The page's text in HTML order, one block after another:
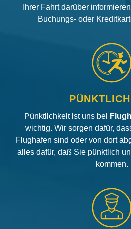
Ihrer Fahrt darüber
Buchungs- oder
Pünktlichkeit ist uns bei
wichtig. Wir sorgen dafür,
Flughafen sind oder von dort
alles dafür, daß Sie pünktlich
kommen.